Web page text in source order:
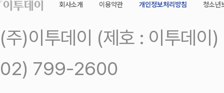
회사소개 이용약관 개인정보처리방침 청소년
(주)이투데이 (제호 : 이투데
02) 799-2600